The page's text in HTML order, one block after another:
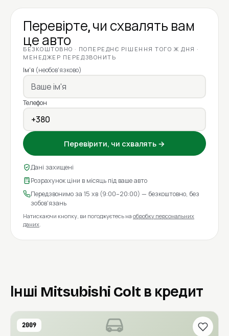
Перевірте, чи схвалять вам
це авто
БЕЗКОШТОВНО · ПОПЕРЕДНЄ РІШЕННЯ ТОГО Ж ДНЯ ·
МЕНЕДЖЕР ПЕРЕДЗВОНИТЬ
Ім'я (необов'язково)
Телефон
Перевірити, чи схвалять →
Дані захищені
Розрахунок ціни в місяць під ваше авто
Передзвонимо за 15 хв (9:00–20:00) — безкоштовно, без
зобов'язань
Натискаючи кнопку, ви погоджуєтесь на обробку персональних
даних.
Інші Mitsubishi Colt в кредит
2009